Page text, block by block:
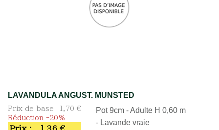
LAVANDULA ANGUST. MUNSTED
Prix de base
1,70 €
Réduction -20%
Pot 9cm - Adulte H 0,60 m
- Lavande vraie